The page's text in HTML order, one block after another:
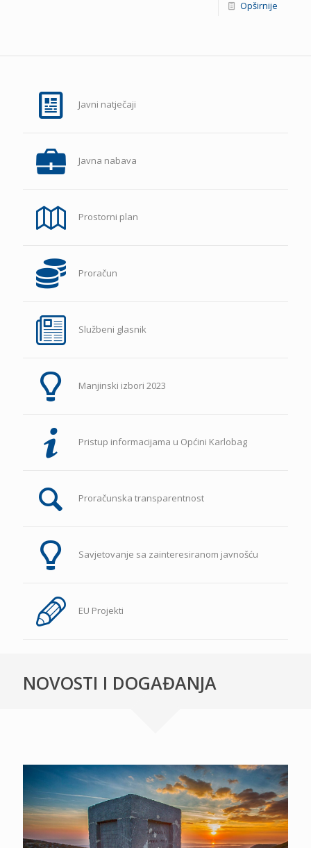
Opširnije
Javni natječaji
Javna nabava
Prostorni plan
Proračun
Službeni glasnik
Manjinski izbori 2023
Pristup informacijama u Općini Karlobag
Proračunska transparentnost
Savjetovanje sa zainteresiranom javnošću
EU Projekti
NOVOSTI I DOGAĐANJA